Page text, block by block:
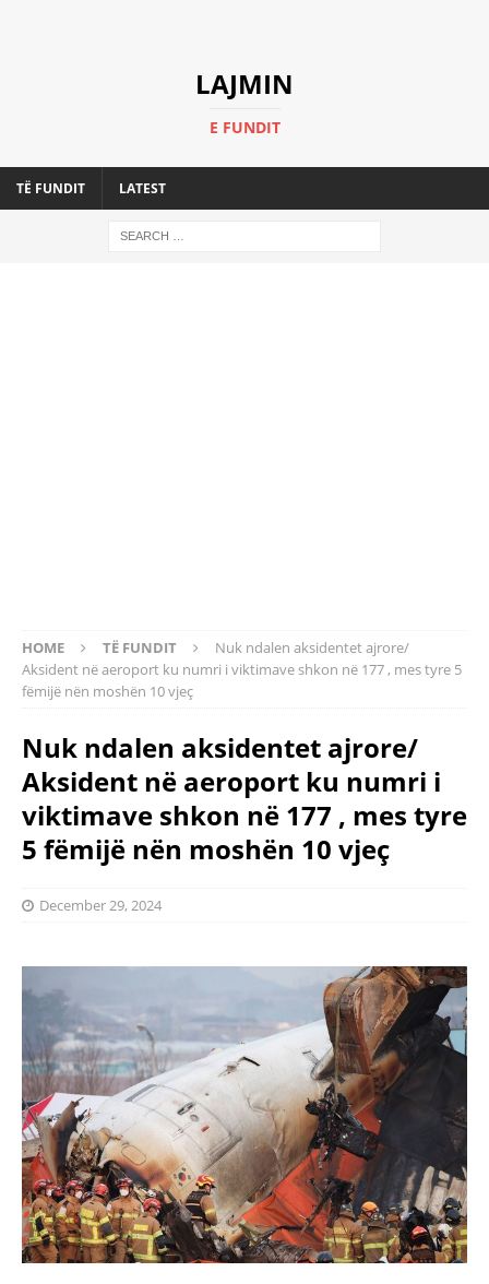
LAJMIN
E FUNDIT
TË FUNDIT LATEST
HOME TË FUNDIT
Nuk ndalen aksidentet ajrore/
Aksident në aeroport ku numri i viktimave shkon në 177 , mes tyre 5
fëmijë nën moshën 10 vjeç
Nuk ndalen aksidentet ajrore/
Aksident në aeroport ku numri i
viktimave shkon në 177 , mes tyre
5 fëmijë nën moshën 10 vjeç
December 29, 2024